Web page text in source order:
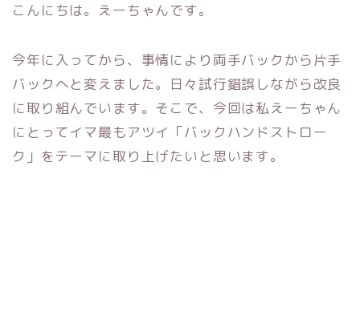
こんにちは。えーちゃんです。
今年に入ってから、事情により両手バックから片手
バックへと変えました。日々試行錯誤しながら改良
に取り組んでいます。そこで、今回は私えーちゃん
にとってイマ最もアツイ「バックハンドストロー
ク」をテーマに取り上げたいと思います。